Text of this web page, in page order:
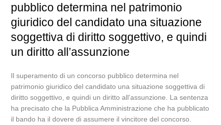
pubblico determina nel patrimonio
giuridico del candidato una situazione
soggettiva di diritto soggettivo, e quindi
un diritto all’assunzione
Il superamento di un concorso pubblico determina nel
patrimonio giuridico del candidato una situazione soggettiva di
diritto soggettivo, e quindi un diritto all’assunzione. La sentenza
ha precisato che la Pubblica Amministrazione che ha pubblicato
il bando ha il dovere di assumere il vincitore del concorso.